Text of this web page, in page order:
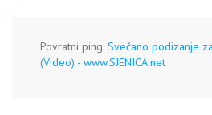
Povratni ping: Svečano podizanje
(Video) - www.SJENICA.net